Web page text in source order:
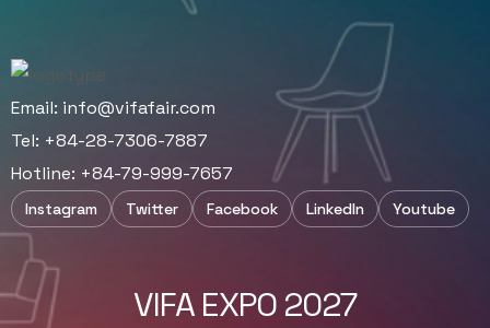
Email: info@vifafair.com
Tel: +84-28-7306-7887
Hotline: +84-79-999-7657
Instagram Twitter Facebook LinkedIn Youtube
VIFA EXPO 2027